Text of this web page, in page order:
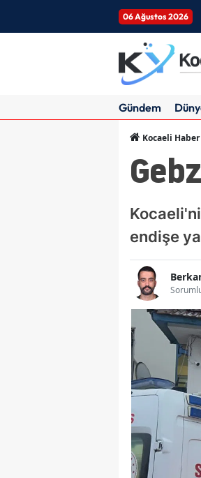
06 Ağustos 2026
Gündem
Kocaeli Haber
endişe